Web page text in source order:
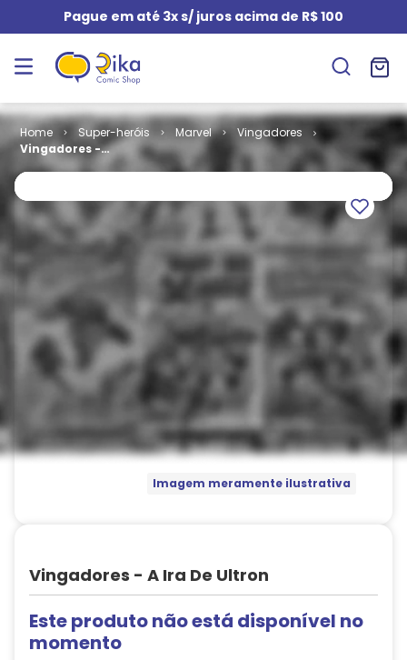
Pague em até 3x s/ juros acima de R$ 100
Super-heróis Marvel
Vingadores
Vingadores -
A Ira de Ultron
Imagem meramente ilustrativa
Vingadores - A Ira De Ultron
Este produto não está disponível no
momento